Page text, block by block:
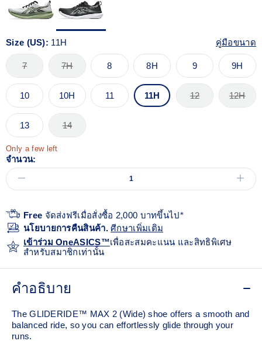
Size (US): 11H คู่มือขนาด
7 7H 8 8H 9 9H
10 10H 11 11H 12 12H
13 14
Only a few left
จำนวน:
Free จัดส่งฟรีเมื่อสั่งซื้อ 2,000 บาทขึ้นไป*
นโยบายการคืนสินค้า.ศีกษาเพิ่มเติม
เข้าร่วม OneASICS™เพื่อสะสมคะแนน และสิทธิพิเศษ
สำหรับสมาชิกเท่านั้น
คำอธิบาย
The GLIDERIDE™ MAX 2 (Wide) shoe offers a smooth and
balanced ride, so you can effortlessly glide through your
runs.